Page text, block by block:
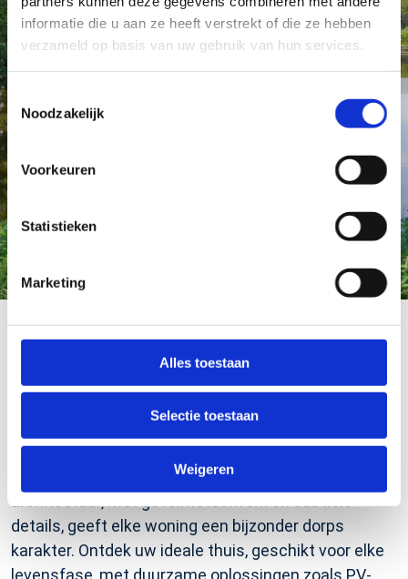
informatie die u aan ze heeft verstrekt of die ze hebben
verzameld op basis van uw gebruik van hun services.
Toestemmingsselectie
Noodzakelijk
Voorkeuren
Statistieken
Marketing
Alles toestaan
Selectie toestaan
Weigeren
Groen en duurzaam wonen
gemeenschap waar diverse doelgroepen
harmonieus samenleven. De eigentijdse
details, geeft elke woning een bijzonder dorps
karakter. Ontdek uw ideale thuis, geschikt voor elke
levensfase, met duurzame oplossingen zoals PV-